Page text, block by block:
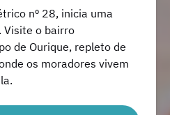
nº 28, inicia uma
Visite o bairro
de Ourique, repleto de
os moradores vivem